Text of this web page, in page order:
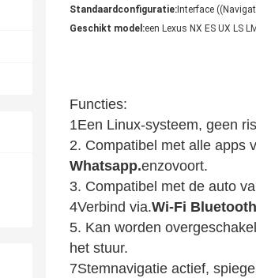
Standaardconfiguratie: Interface
Geschikt model:een Lexus NX ES UX LS
Functies:
1Een Linux-systeem, geen
2. Compatibel met alle apps
Whatsapp.enzovoort.
3. Compatibel met de auto
4Verbind via.Wi-Fi
5. Kan worden
het stuur.
7Stemnavigatie actief,